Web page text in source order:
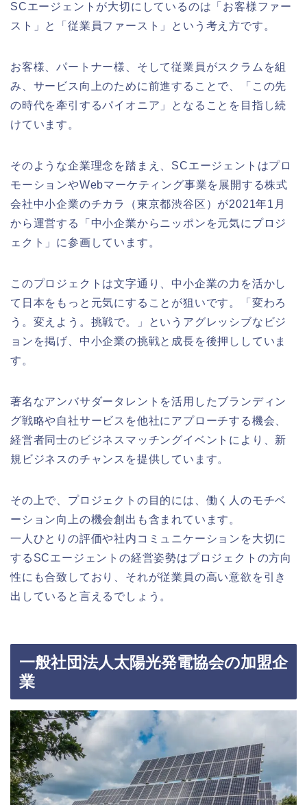
SCエージェントが大切にしているのは「お客様ファー
スト」と「従業員ファースト」という考え方です。
お客様、パートナー様、そして従業員がスクラムを組
み、サービス向上のために前進することで、「この先
の時代を牽引するパイオニア」となることを目指し続
けています。
そのような企業理念を踏まえ、SCエージェントはプロ
モーションやWebマーケティング事業を展開する株式
会社中小企業のチカラ（東京都渋谷区）が2021年1月
から運営する「中小企業からニッポンを元気にプロジ
ェクト」に参画しています。
このプロジェクトは文字通り、中小企業の力を活かし
て日本をもっと元気にすることが狙いです。「変わろ
う。変えよう。挑戦で。」というアグレッシブなビジ
ョンを掲げ、中小企業の挑戦と成長を後押ししていま
す。
著名なアンバサダータレントを活用したブランディン
グ戦略や自社サービスを他社にアプローチする機会、
経営者同士のビジネスマッチングイベントにより、新
規ビジネスのチャンスを提供しています。
その上で、プロジェクトの目的には、働く人のモチベ
ーション向上の機会創出も含まれています。
一人ひとりの評価や社内コミュニケーションを大切に
するSCエージェントの経営姿勢はプロジェクトの方向
性にも合致しており、それが従業員の高い意欲を引き
出していると言えるでしょう。
一般社団法人太陽光発電協会の加盟企
業